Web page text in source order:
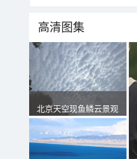
高清图集
北京天空现鱼鳞云景观